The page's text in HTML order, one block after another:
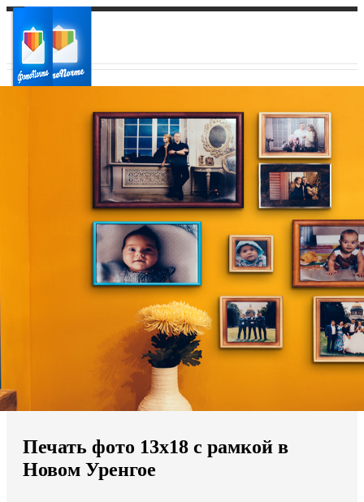
Ваш регион доставки
Выберите из списка:
Мы доставляем по всему миру
Продолжить без города
Печать фото 13х18 с рамкой в
Новом Уренгое